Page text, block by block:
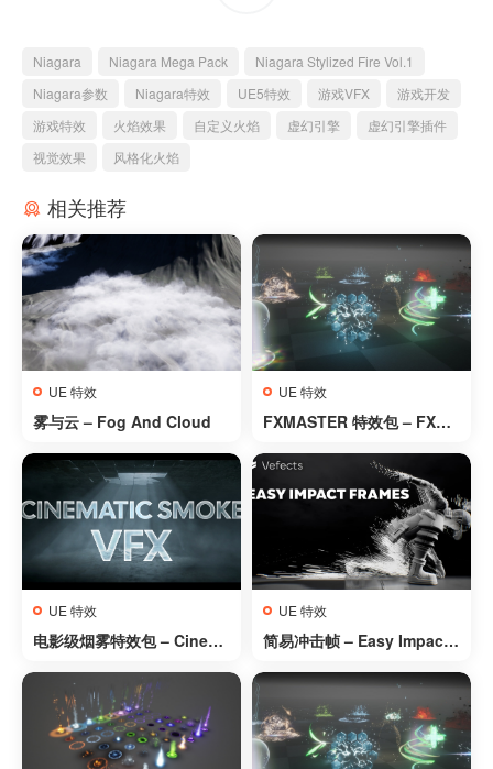
Niagara Niagara Mega Pack
Niagara Stylized Fire Vol.1
Niagara参数
Niagara特效 UE5特效 游戏VFX
游戏开发
游戏特效
火焰效果 自定义火焰 虚幻引擎
虚幻引擎插件
视觉效果
风格化火焰
相关推荐
UE 特效
雾与云 – Fog And Cloud
UE 特效
FXMASTER 特效包 – FXMA
UE 特效
电影级烟雾特效包 – Cinema
UE 特效
简易冲击帧 – Easy Impact